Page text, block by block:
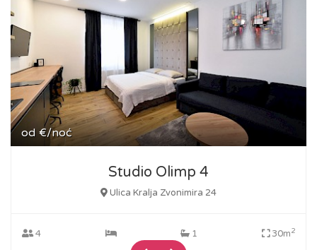
od €/noć
Studio Olimp 4
Ulica Kralja Zvonimira 24
4 1 30m2